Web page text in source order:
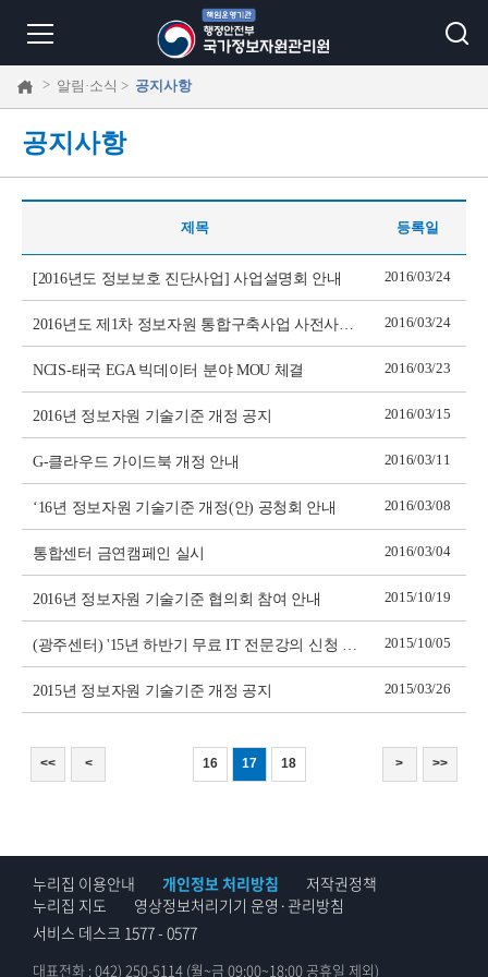
> 알림·소식 > 공지사항
공지사항
제목 등록일
[2016년도 정보보호 진단사업] 사업설명회 안내 2016/03/24
2016년도 제1차 정보자원 통합구축사업 사전사업설명회 안내 2016/03/24
NCIS-태국 EGA 빅데이터 분야 MOU 체결 2016/03/23
2016년 정보자원 기술기준 개정 공지 2016/03/15
G-클라우드 가이드북 개정 안내 2016/03/11
‘16년 정보자원 기술기준 개정(안) 공청회 안내 2016/03/08
통합센터 금연캠페인 실시 2016/03/04
2016년 정보자원 기술기준 협의회 참여 안내 2015/10/19
(광주센터) '15년 하반기 무료 IT 전문강의 신청 안내 2015/10/05
2015년 정보자원 기술기준 개정 공지 2015/03/26
<< < 16 17 18 > >>
누리집 이용안내 개인정보 처리방침
저작권정책
누리집 지도
영상정보처리기기 운영·관리방침
서비스 데스크 1577 - 0577
대표전화 : 042) 250-5114 (월~금 09:00~18:00 공휴일 제외)